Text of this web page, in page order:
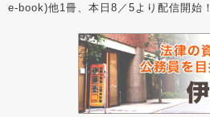
e-book)他1冊、本日8／5より配信開始！